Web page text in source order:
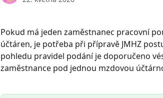
Pokud má jeden zaměstnanec pracovní
účtáren, je potřeba při přípravě JMHZ
pohledu pravidel podání je doporučeno
zaměstnance pod jednou mzdovou